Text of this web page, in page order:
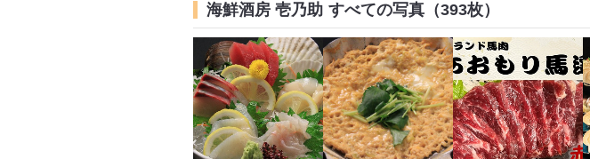
海鮮酒房 壱乃助 すべての写真（393枚）